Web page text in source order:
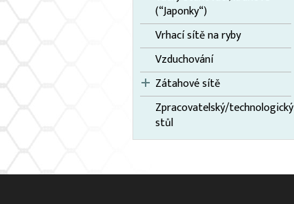
(“Japonky“)
Vrhací sítě na ryby
Vzduchování
Zátahové sítě
Zpracovatelský/technologický
stůl